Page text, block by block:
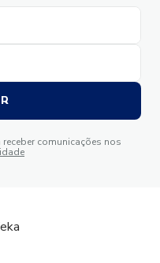
comunicações nos